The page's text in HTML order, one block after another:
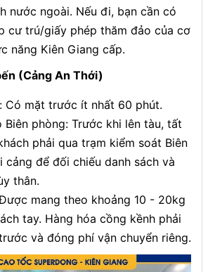
nước ngoài. Nếu đi, bạn cần có
cư trú/giấy phép thăm đảo của cơ
năng Kiên Giang cấp.
(Cảng An Thới)
Có mặt trước ít nhất 60 phút.
Biên phòng: Trước khi lên tàu, tất
phải qua trạm kiểm soát Biên
cảng để đối chiếu danh sách và
thân.
mang theo khoảng 10 - 20kg
tay. Hàng hóa cồng kềnh phải
và đóng phí vận chuyển riêng.